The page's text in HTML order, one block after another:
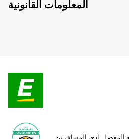
المعلومات القانونية
المفضل لدى المسافرين